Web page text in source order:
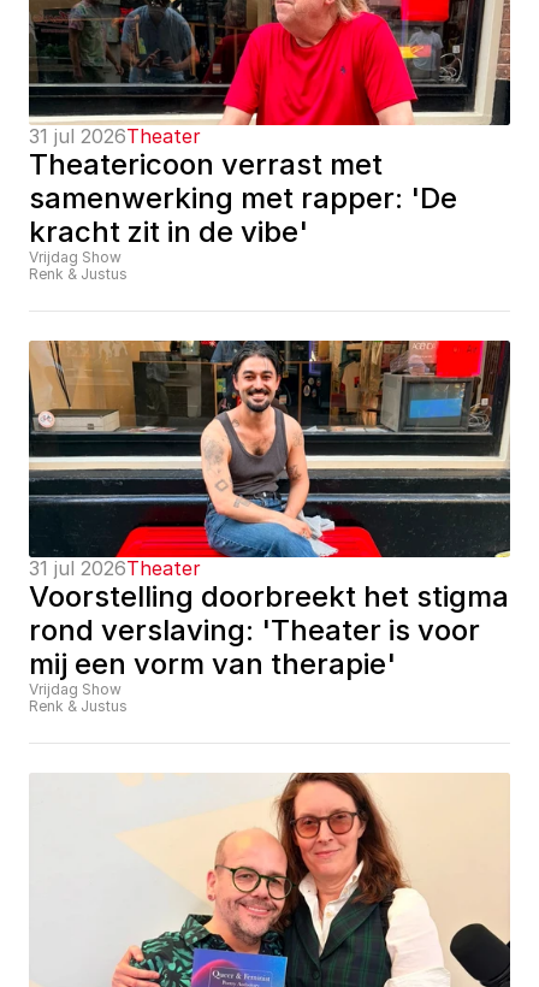
31 jul 2026Theater
Theatericoon verrast met
samenwerking met rapper: 'De
kracht zit in de vibe'
Vrijdag Show
Renk & Justus
31 jul 2026Theater
Voorstelling doorbreekt het stigma
rond verslaving: 'Theater is voor
mij een vorm van therapie'
Vrijdag Show
Renk & Justus